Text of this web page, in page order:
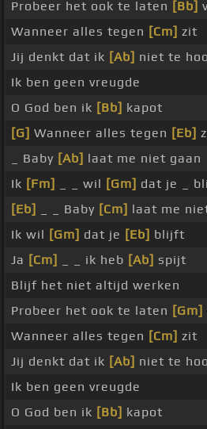
Probeer het ook te laten [Bb]
Wanneer alles tegen [Cm] zit
Jij denkt dat ik [Ab] niet te
Ik ben geen vreugde
O God ben ik [Bb] kapot
[G] Wanneer alles tegen [Eb]
_ Baby [Ab] laat me niet gaan
Ik [Fm] _ _ wil [Gm] dat je _
[Eb]
_ _ Baby [Cm] laat me
Ik wil [Gm] dat je [Eb] blijft
Ja [Cm] _ _ ik heb [Ab] spijt
Blijf het niet altijd werken
Probeer het ook te laten [Gm]
Wanneer alles tegen [Cm] zit
Jij denkt dat ik [Ab] niet te
Ik ben geen vreugde
O God ben ik [Bb] kapot